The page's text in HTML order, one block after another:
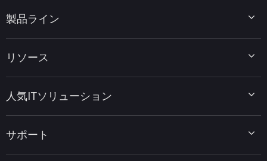
製品ライン
MiniTool Power Data Recovery
MiniTool PDF Editor
MiniTool MovieMaker
MiniTool uTube Downloader
リソース
データ復元ヒント
PDF編集ヒント
動画編集ヒント
人気ITソリューション
MiniTool ニュースセンター
サポート